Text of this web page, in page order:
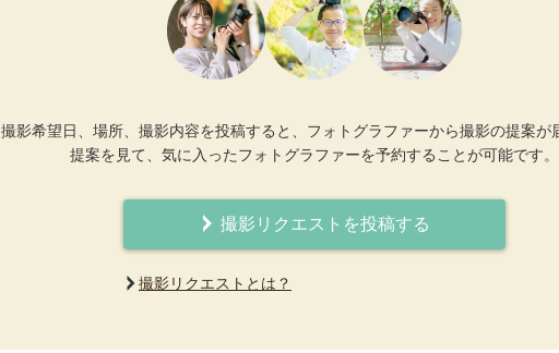
撮影希望日、場所、撮影内容を投稿すると、フォトグラファーから撮影の提案が
提案を見て、気に入ったフォトグラファーを予約することが可能です。
撮影リクエストを投稿する
撮影リクエストとは？